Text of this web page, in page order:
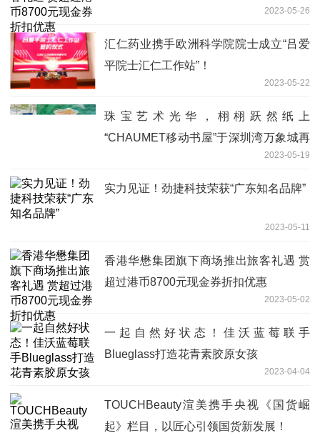
2023-05-26
汇仁药业携手欧洲科学院院士成立“吕爱
平院士汇仁工作站”！
2023-05-22
珠宝艺术光华，栩栩跃然纸上
“CHAUMET移动书屋”于深圳湾万象城再
2023-05-19
实力见证！劲捷科技荣获“广东知名品牌”
2023-05-11
香港华懋集团旗下商场推出旅客礼遇 赏
超过港币8700元现金券折扣优惠
2023-05-02
一起自然好状态！佳沃蓝莓联手
Blueglass打造花青素胶原女孩
2023-04-04
TOUCHBeauty渲美携手央视《国货崛
起》栏目，以匠心引领国货新发展！